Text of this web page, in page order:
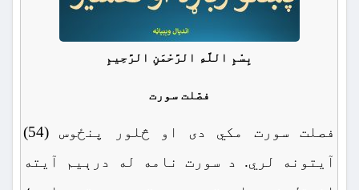
بِسْمِ اللَّهِ الرَّحْمَنِ الرَّحِيمِ
فصّلت سورت
فصلت سورت مکي دی او څلور پنځوس (54)
آیتونه لري. د سورت نامه له درېیم آیته